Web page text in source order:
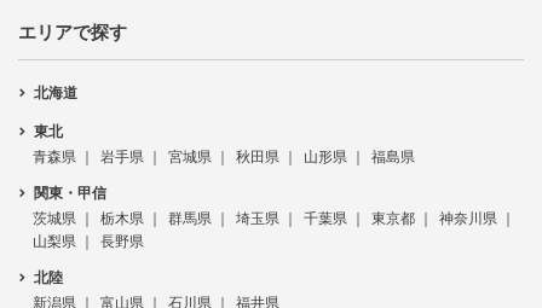
エリアで探す
北海道
東北
青森県
岩手県 宮城県 秋田県 山形県 福島県
関東・甲信
茨城県
栃木県 群馬県 埼玉県 千葉県 東京都
神奈川県
山梨県
長野県
北陸
新潟県
富山県 石川県 福井県